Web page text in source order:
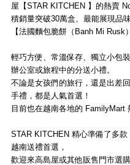
屋【STAR KITCHEN 】的熱賣
積銷量突破30萬盒、最能展現品
【法國麵包脆餅（Banh Mi Rusk
輕巧方便、常溫保存、獨立小包
辦公室或旅程中的分送小禮。
不論是女孩們的旅行，還是出差
手禮，都是人氣首選！
目前也在越南各地的 FamilyMart
STAR KITCHEN 精心準備了多款
越南送禮首選，
歡迎來高島屋或其他販售門市選